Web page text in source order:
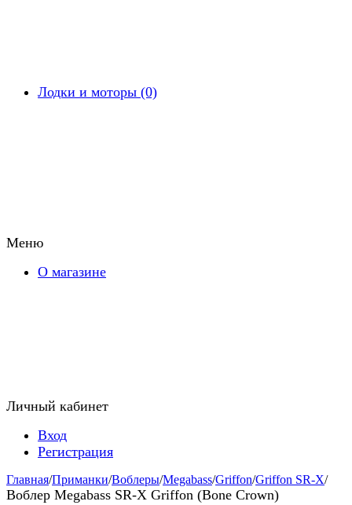
Лодки и моторы (0)
Меню
О магазине
Личный кабинет
Вход
Регистрация
Главная/Приманки/Воблеры/Megabass/Griffon/Griffon SR-X/
Воблер Megabass SR-X Griffon (Bone Crown)